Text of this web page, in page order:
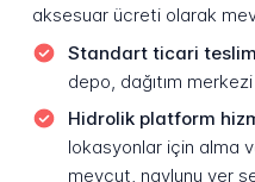
aksesuar ücreti olarak
Standart ticari
depo, dağıtım
Hidrolik platform
lokasyonlar için alma
mevcut, navlunu yer